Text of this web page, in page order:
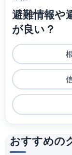
避難情報や
が良い？
おすすめの